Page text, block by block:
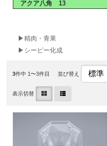
アクア八角 13
▶精肉・青果
▶シーピー化成
3件中 1〜3件目 並び替え
表示切替